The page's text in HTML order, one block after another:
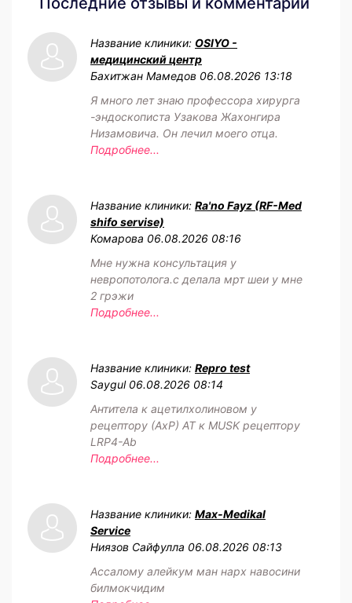
Название клиники: OSIYO -
медицинский центр
Бахитжан Мамедов 06.08.2026 13:18
Я много лет знаю профессора хирурга
-эндоскописта Узакова Жахонгира
Низамовича. Он лечил моего отца.
Подробнее...
Название клиники: Ra'no Fayz (RF-Med
shifo servise)
Комарова 06.08.2026 08:16
Мне нужна консультация у
невропотолога.с делала мрт шеи у мне
2 грэжи
Подробнее...
Название клиники: Repro test
Saygul 06.08.2026 08:14
Антитела к ацетилхолиновом у
рецептору (АхР) АТ к MUSK рецептору
LRP4-Ab
Подробнее...
Название клиники: Max-Medikal
Service
Ниязов Сайфулла 06.08.2026 08:13
Ассалому алейкум ман нарх навосини
билмокчидим